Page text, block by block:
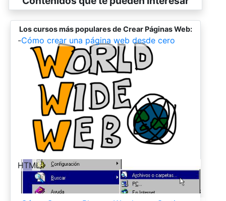
Los cursos más populares de Crear Páginas Web:
-Cómo crear una página web desde cero
-
HTML